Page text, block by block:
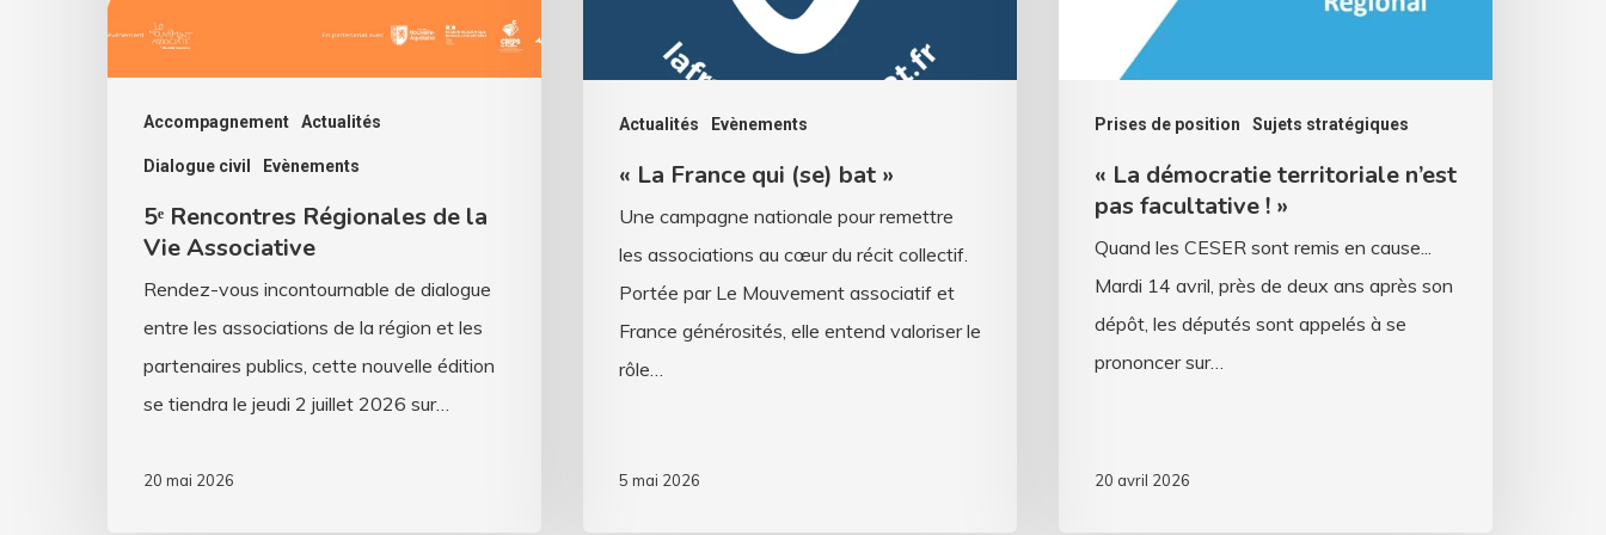
Accompagnement Actualités
Dialogue civil Evènements
Associative
5ᵉ Rencontres Régionales de la
Vie Associative
Rendez-vous incontournable de dialogue
entre les associations de la région et les
partenaires publics, cette nouvelle édition
se tiendra le jeudi 2 juillet 2026 sur…
20 mai 2026
Actualités Evènements
« La France qui (se) bat »
Une campagne nationale pour remettre
les associations au cœur du récit collectif.
Portée par Le Mouvement associatif et
France générosités, elle entend valoriser le
rôle…
5 mai 2026
Prises de position Sujets stratégiques
« La démocratie territoriale n’est
pas facultative ! »
Quand les CESER sont remis en cause...
Mardi 14 avril, près de deux ans après son
dépôt, les députés sont appelés à se
prononcer sur…
20 avril 2026